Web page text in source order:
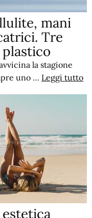
mani
Tre
la stagione
uno … Leggi tutto